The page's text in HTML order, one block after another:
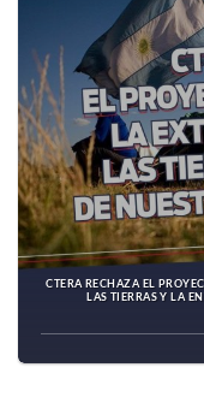
CTERA RECHAZA EL
LAS TIERRAS Y LA